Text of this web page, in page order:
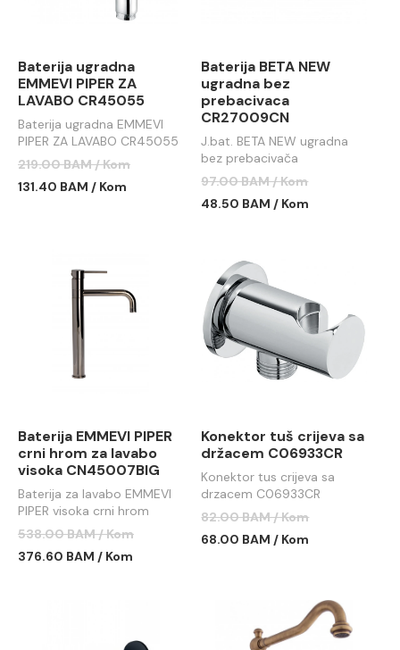
Baterija ugradna
EMMEVI PIPER ZA
LAVABO CR45055
Baterija ugradna EMMEVI
PIPER ZA LAVABO CR45055
219.00 BAM / Kom
131.40 BAM / Kom
Baterija BETA NEW
ugradna bez
prebacivaca
CR27009CN
J.bat. BETA NEW ugradna
bez prebacivača
CR27009CN
97.00 BAM / Kom
48.50 BAM / Kom
Baterija EMMEVI PIPER
crni hrom za lavabo
visoka CN45007BIG
Baterija za lavabo EMMEVI
PIPER visoka crni hrom
538.00 BAM / Kom
376.60 BAM / Kom
Konektor tuš crijeva sa
držacem C06933CR
Konektor tus crijeva sa
drzacem C06933CR
82.00 BAM / Kom
68.00 BAM / Kom